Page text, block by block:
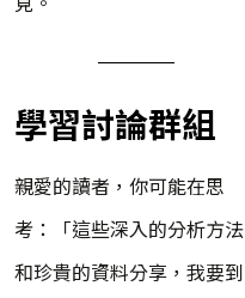
學習討論群組
親愛的讀者，你可能在思
考：「這些深入的分析方法
和珍貴的資料分享，我要到